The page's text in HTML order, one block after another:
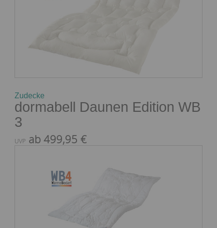
Zudecke
dormabell Daunen Edition WB
3
UVP ab 499,95 €